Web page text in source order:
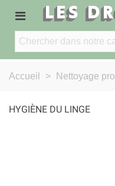
LES
Accueil > Nettoyage
HYGIÈNE DU LINGE